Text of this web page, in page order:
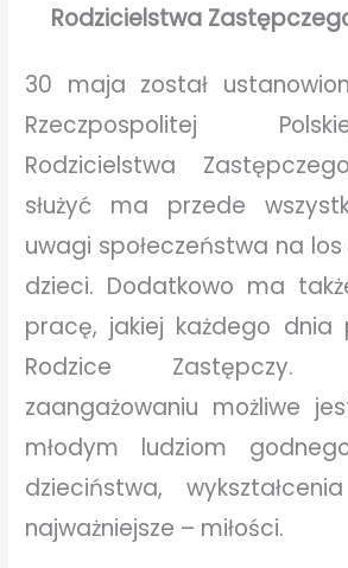
Rodzicielstwa
30 maja został
Rzeczpospolitej
Rodzicielstwa
służyć ma przede
uwagi społeczeństwa na
dzieci. Dodatkowo ma
pracę, jakiej każdego dnia
Rodzice
zaangażowaniu możliwe
młodym ludziom
dzieciństwa,
najważniejsze – miłości.